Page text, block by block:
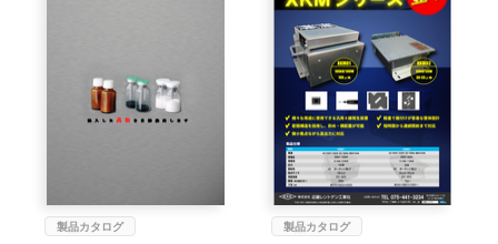
製品カタログ 製品カタログ